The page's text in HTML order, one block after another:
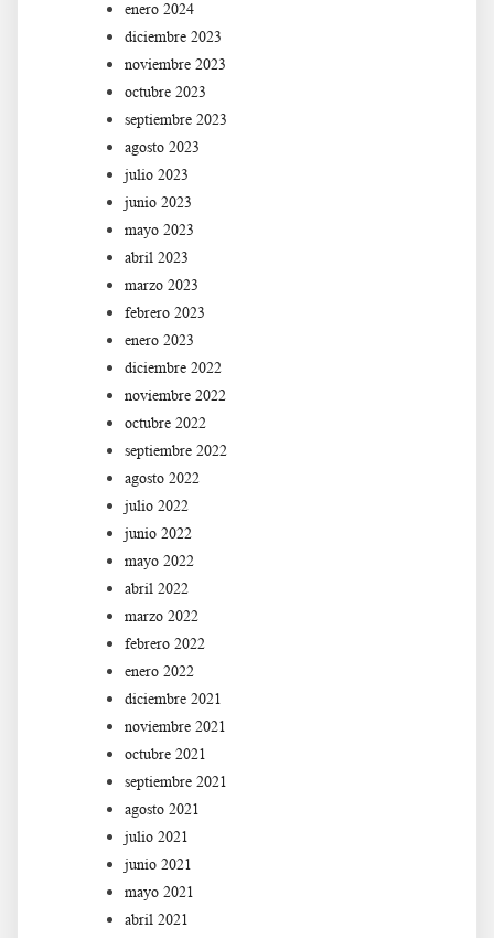
enero 2024
diciembre 2023
noviembre 2023
octubre 2023
septiembre 2023
agosto 2023
julio 2023
junio 2023
mayo 2023
abril 2023
marzo 2023
febrero 2023
enero 2023
diciembre 2022
noviembre 2022
octubre 2022
septiembre 2022
agosto 2022
julio 2022
junio 2022
mayo 2022
abril 2022
marzo 2022
febrero 2022
enero 2022
diciembre 2021
noviembre 2021
octubre 2021
septiembre 2021
agosto 2021
julio 2021
junio 2021
mayo 2021
abril 2021